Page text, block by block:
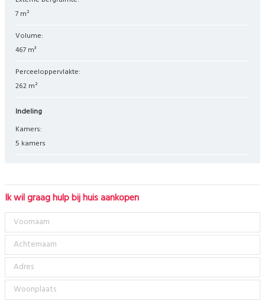
7 m²
Volume:
467 m³
Perceeloppervlakte:
262 m²
Indeling
Kamers:
5 kamers
Ik wil graag hulp bij huis aankopen